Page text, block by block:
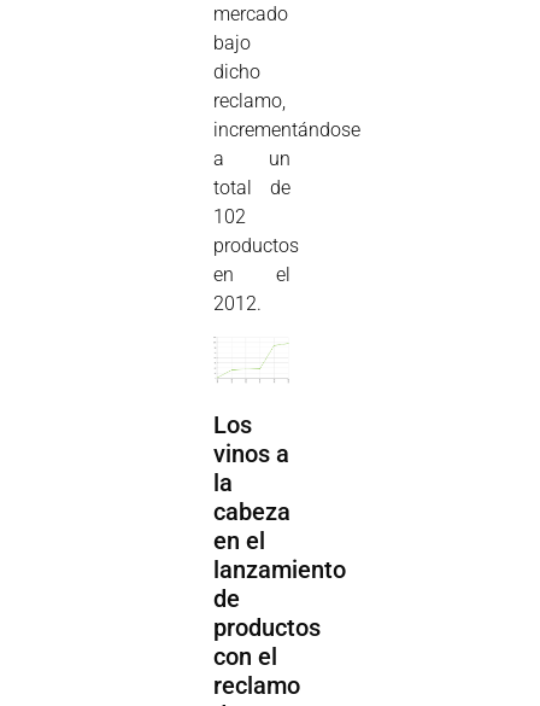
mercado
bajo
dicho
reclamo,
incrementándose
a un
total de
102
productos
en el
2012.
Los
vinos a
la
cabeza
en el
lanzamiento
de
productos
con el
reclamo